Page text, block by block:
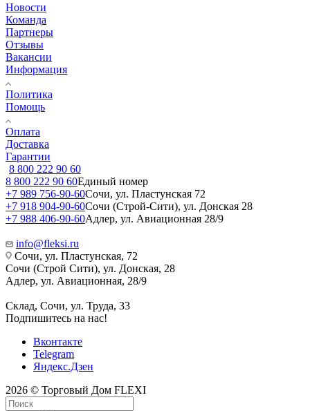
Новости
Команда
Партнеры
Отзывы
Вакансии
Информация
Политика
Помощь
Оплата
Доставка
Гарантии
8 800 222 90 60
8 800 222 90 60Единый номер
+7 989 756-90-60Сочи, ул. Пластунская 72
+7 918 904-90-60Сочи (Строй-Сити), ул. Донская 28
+7 988 406-90-60Адлер, ул. Авиационная 28/9
info@fleksi.ru
Сочи, ул. Пластунская, 72
Сочи (Строй Сити), ул. Донская, 28
Адлер, ул. Авиационная, 28/9
Склад, Сочи, ул. Труда, 33
Подпишитесь на нас!
Вконтакте
Telegram
Яндекс.Дзен
2026 © Торговый Дом FLEXI